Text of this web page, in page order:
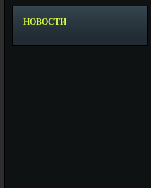
НОВОСТИ